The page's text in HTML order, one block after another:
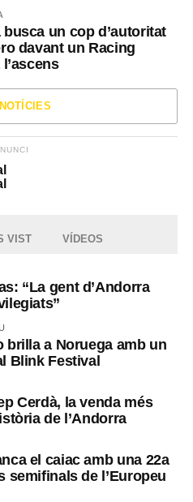
busca un cop d’autoritat
davant un Racing
VIST VÍDEOS
“La gent d’Andorra
brilla a Noruega amb un
Blink Festival
Cerdà, la venda més
de l’Andorra
el caiac amb una 22a
semifinals de l’Europeu